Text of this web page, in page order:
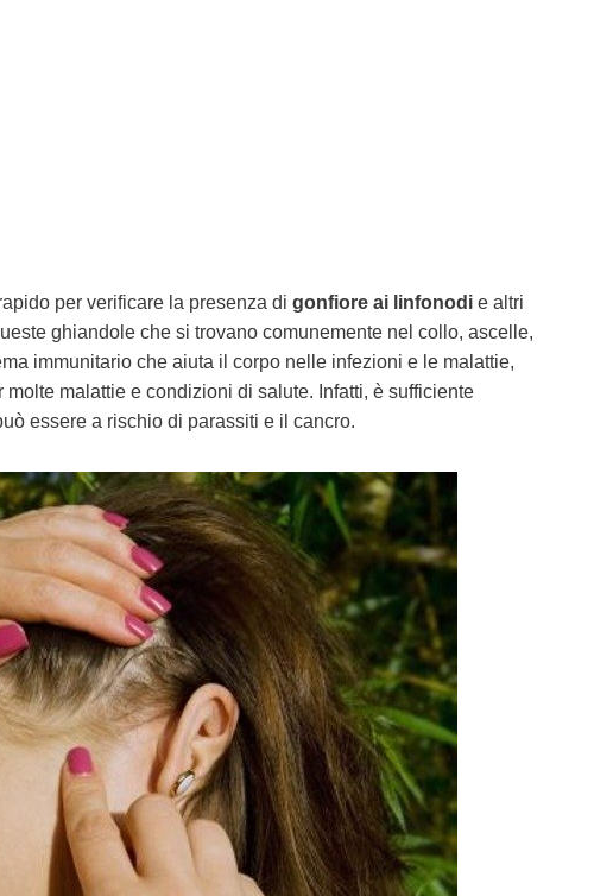
per verificare la presenza di gonfiore ai linfonodi e altri
ghiandole che si trovano comunemente nel collo, ascelle,
immunitario che aiuta il corpo nelle infezioni e le malattie,
malattie e condizioni di salute. Infatti, è sufficiente
essere a rischio di parassiti e il cancro.